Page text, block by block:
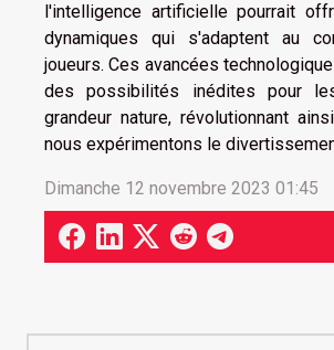
l'intelligence artificielle pourrait
dynamiques qui s'adaptent au
joueurs. Ces avancées
des possibilités inédites pour
grandeur nature, révolutionnant
nous expérimentons le
Dimanche 12 novembre 2023 01:45